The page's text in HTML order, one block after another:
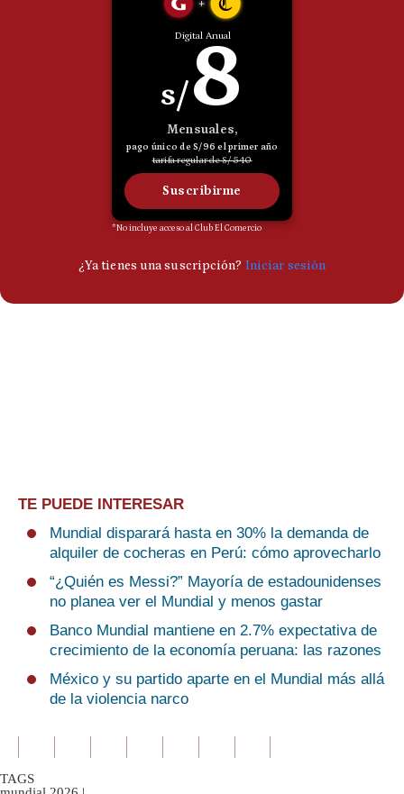
TE PUEDE INTERESAR
Mundial disparará hasta en 30% la demanda de
alquiler de cocheras en Perú: cómo aprovecharlo
“¿Quién es Messi?” Mayoría de estadounidenses
no planea ver el Mundial y menos gastar
Banco Mundial mantiene en 2.7% expectativa de
crecimiento de la economía peruana: las razones
México y su partido aparte en el Mundial más allá
de la violencia narco
TAGS